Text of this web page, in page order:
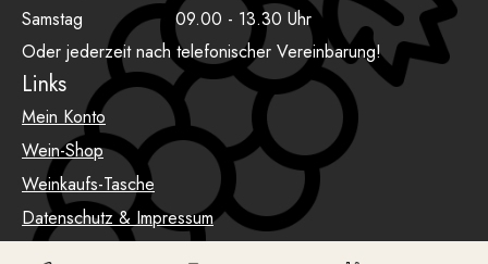
Samstag
09.00 - 13.30 Uhr
Oder jederzeit nach telefonischer Vereinbarung!
Links
Mein Konto
Wein-Shop
Weinkaufs-Tasche
Datenschutz & Impressum